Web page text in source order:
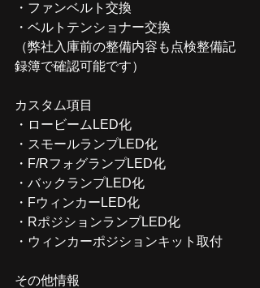
・ファンベルト交換
・ベルトテンショナー交換
（弊社入庫前の整備内容も点検整備記
録簿で確認可能です）
カスタム項目
・ロービームLED化
・スモールランプLED化
・F/RフォグランプLED化
・バックランプLED化
・FウィンカーLED化
・RポジションランプLED化
・ウィンカーポジションキット取付
その他情報